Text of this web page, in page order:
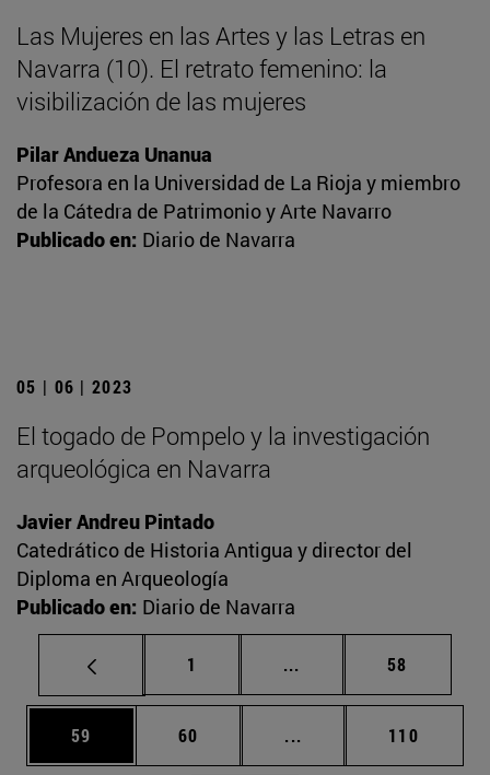
Las Mujeres en las Artes y las Letras en
Navarra (10). El retrato femenino: la
visibilización de las mujeres
Pilar Andueza Unanua
Profesora en la Universidad de La Rioja y miembro
de la Cátedra de Patrimonio y Arte Navarro
Publicado en: Diario de Navarra
05 | 06 | 2023
El togado de Pompelo y la investigación
arqueológica en Navarra
Javier Andreu Pintado
Catedrático de Historia Antigua y director del
Diploma en Arqueología
Publicado en: Diario de Navarra
Página
1 ... Páginas intermedias
Página
58
Página
59 Página
60 ... Páginas intermedias
Página
110